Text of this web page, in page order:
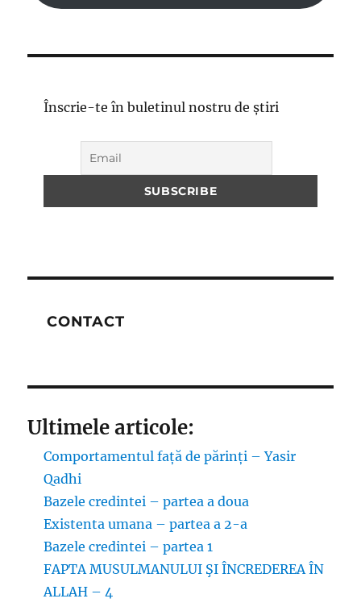
Înscrie-te în buletinul nostru de știri
CONTACT
Ultimele articole:
Comportamentul față de părinți – Yasir
Qadhi
Bazele credintei – partea a doua
Existenta umana – partea a 2-a
Bazele credintei – partea 1
FAPTA MUSULMANULUI ŞI ÎNCREDEREA ÎN
ALLAH – 4